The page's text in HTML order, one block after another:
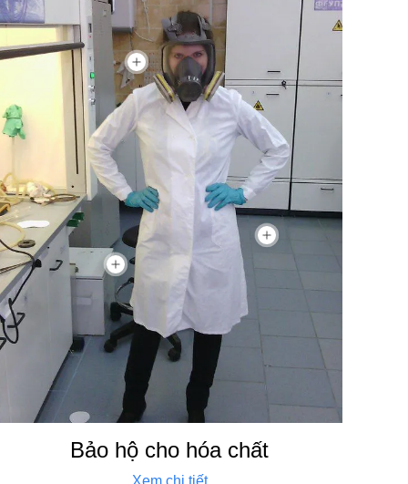
Bảo hộ cho hóa chất